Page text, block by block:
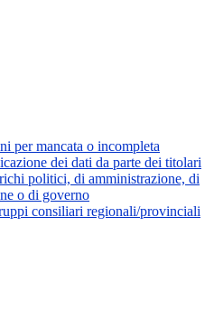
per mancata o incompleta
dei dati da parte dei titolari
politici, di amministrazione, di
o di governo
consiliari regionali/provinciali